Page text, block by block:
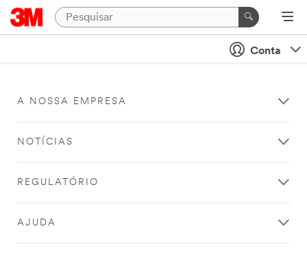
Conta
A NOSSA EMPRESA
NOTÍCIAS
REGULATÓRIO
AJUDA